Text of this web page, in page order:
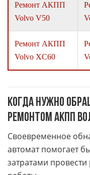
Ремонт АКПП
Volvo V50
Ремонт АКПП
Volvo XC60
Когда нужно
ремонтом АКПП
Своевременное
автомат помогает
затратами